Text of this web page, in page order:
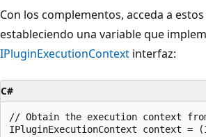
Con los complementos, acceda a
estableciendo una variable que
IPluginExecutionContext interfaz:
C#
// Obtain the execution context
IPluginExecutionContext context =